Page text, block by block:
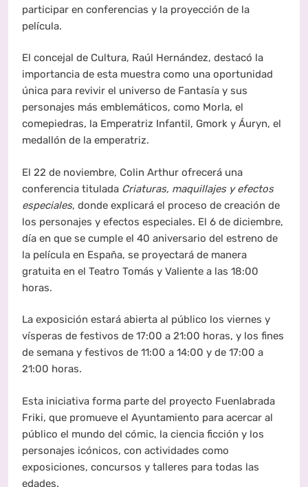
participar en conferencias y la proyección de la
película.
El concejal de Cultura, Raúl Hernández, destacó la
importancia de esta muestra como una oportunidad
única para revivir el universo de Fantasía y sus
personajes más emblemáticos, como Morla, el
comepiedras, la Emperatriz Infantil, Gmork y Áuryn, el
medallón de la emperatriz.
El 22 de noviembre, Colin Arthur ofrecerá una
conferencia titulada Criaturas, maquillajes y efectos
especiales, donde explicará el proceso de creación de
los personajes y efectos especiales. El 6 de diciembre,
día en que se cumple el 40 aniversario del estreno de
la película en España, se proyectará de manera
gratuita en el Teatro Tomás y Valiente a las 18:00
horas.
La exposición estará abierta al público los viernes y
vísperas de festivos de 17:00 a 21:00 horas, y los fines
de semana y festivos de 11:00 a 14:00 y de 17:00 a
21:00 horas.
Esta iniciativa forma parte del proyecto Fuenlabrada
Friki, que promueve el Ayuntamiento para acercar al
público el mundo del cómic, la ciencia ficción y los
personajes icónicos, con actividades como
exposiciones, concursos y talleres para todas las
edades.